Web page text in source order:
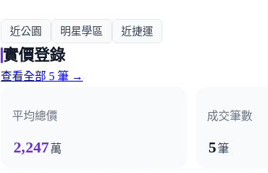
近公園 明星學區 近捷運
實價登錄
查看全部 5 筆 →
平均總價
2,247萬
成交筆數
5筆